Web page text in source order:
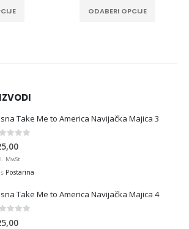
ODABERI OPCIJE
Take Me to America Navijačka Majica 3
of 5
MwSt.
Postarina
Take Me to America Navijačka Majica 4